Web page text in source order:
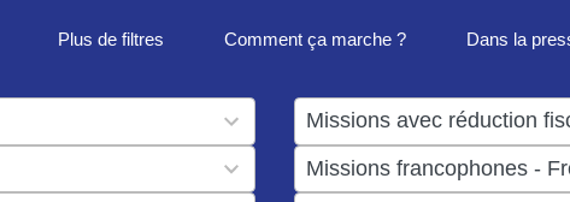
Plus de filtres Comment ça marche ? Dans la
result
available
result